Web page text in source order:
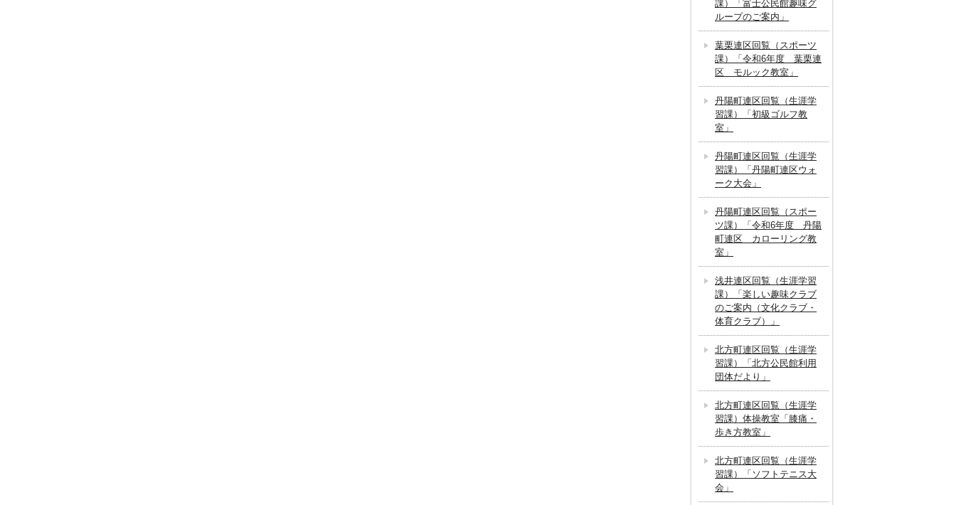
課）「富士公民館趣味グ
ループのご案内」
葉栗連区回覧（スポーツ
課）「令和6年度 葉栗連
区 モルック教室」
丹陽町連区回覧（生涯学
習課）「初級ゴルフ教
室」
丹陽町連区回覧（生涯学
習課）「丹陽町連区ウォ
ーク大会」
丹陽町連区回覧（スポー
ツ課）「令和6年度 丹陽
町連区 カローリング教
室」
浅井連区回覧（生涯学習
課）「楽しい趣味クラブ
のご案内（文化クラブ・
体育クラブ）」
北方町連区回覧（生涯学
習課）「北方公民館利用
団体だより」
北方町連区回覧（生涯学
習課）体操教室「膝痛・
歩き方教室」
北方町連区回覧（生涯学
習課）「ソフトテニス大
会」